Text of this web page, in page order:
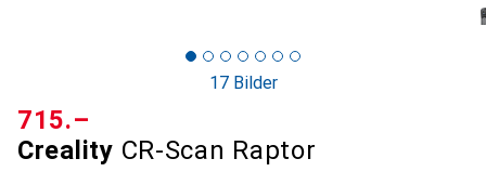
17 Bilder
Creality CR-Scan Raptor
CHF
715.–